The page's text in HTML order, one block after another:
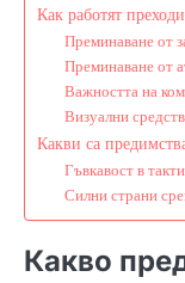
Как работят
Преминаване от
Преминаване от
Важността на
Визуални
Какви са
Гъвкавост в
Силни страни
Какво